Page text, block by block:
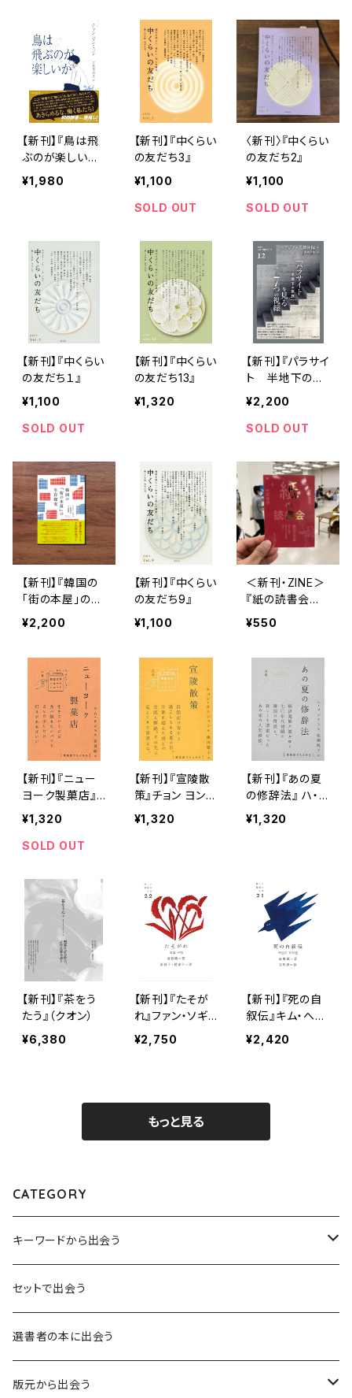
【新刊】『鳥は飛
ぶのが楽しいか』
チャン・ガンミョ
ン／訳：吉良佳
¥1,980
【新刊】『中くらい
の友だち3』
¥1,100
SOLD OUT
〈新刊〉『中くらい
の友だち2』
¥1,100
SOLD OUT
【新刊】『中くらい
の友だち１』
¥1,100
SOLD OUT
【新刊】『中くらい
の友だち13』
¥1,320
【新刊】『パラサイ
ト 半地下の家
族』を見る七つ
の視線』アジア
の美探検隊・廣
¥2,200
SOLD OUT
【新刊】『韓国の
「街の本屋」の生
存探究』 ハン・ミ
ファ・渡辺麻土香
¥2,200
【新刊】『中くらい
の友だち9』
¥1,100
＜新刊・ZINE＞
『紙の読書会〜
韓国文学編
¥550
【新刊】『ニュー
ヨーク製菓店』
キム・ヨンス（ク
オン）
¥1,320
SOLD OUT
【新刊】『宣陵散
策』チョン ヨンジ
ュン（クオン）
¥1,320
【新刊】『あの夏
の修辞法』 ハ・ソ
ンナン（クオン）
¥1,320
【新刊】『茶をう
たう』（クオン）
¥6,380
【新刊】『たそが
れ』ファン・ソギョ
ン（クオン）
¥2,750
【新刊】『死の自
叙伝』キム・へス
ン（クオン）
¥2,420
もっと見る
CATEGORY
キーワードから出会う
言葉：思考の種となるもの
異界：日常から離れた視点
意志：自ら進む力
セットで出会う
選書者の本に出会う
版元から出会う